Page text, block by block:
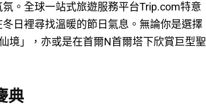
。全球一站式旅遊服務平台Trip.com特意
日裡尋找溫暖的節日氣息。無論你是選擇
境」，亦或是在首爾N首爾塔下欣賞巨型聖
典